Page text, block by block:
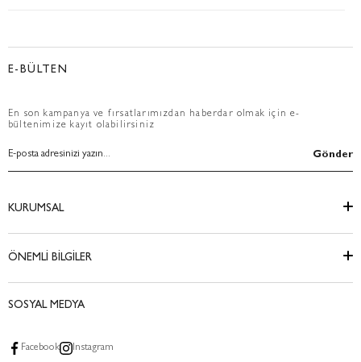
E-BÜLTEN
En son kampanya ve fırsatlarımızdan haberdar olmak için e-
bültenimize kayıt olabilirsiniz
Gönder
KURUMSAL
ÖNEMLİ BİLGİLER
SOSYAL MEDYA
Facebook Instagram